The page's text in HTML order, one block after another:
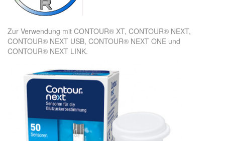
Zur Verwendung mit CONTOUR® XT, CONTOUR® NEXT,
CONTOUR® NEXT USB, CONTOUR® NEXT ONE und
CONTOUR® NEXT LINK.